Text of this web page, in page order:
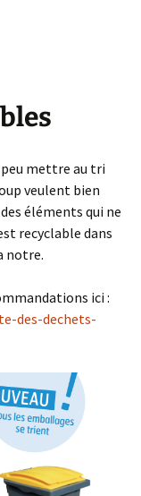
peu mettre au tri
veulent bien
éléments qui ne
recyclable dans
notre.
ici :
des-dechets-